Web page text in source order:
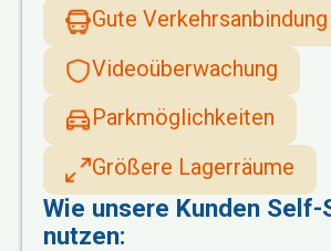
Gute Verkehrsanbindung
Videoüberwachung
Parkmöglichkeiten
Größere Lagerräume
Wie unsere Kunden Self-
nutzen: